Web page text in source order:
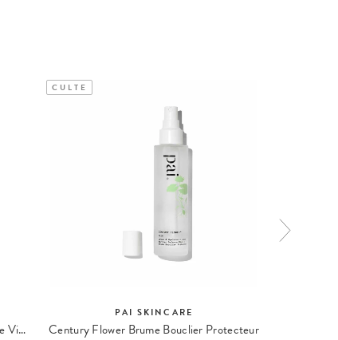
Holi(Water) Essence Repulpante pour le Visage
CULTE
PAI SKINCARE
Century Flower Brume Bouclier Protecteur